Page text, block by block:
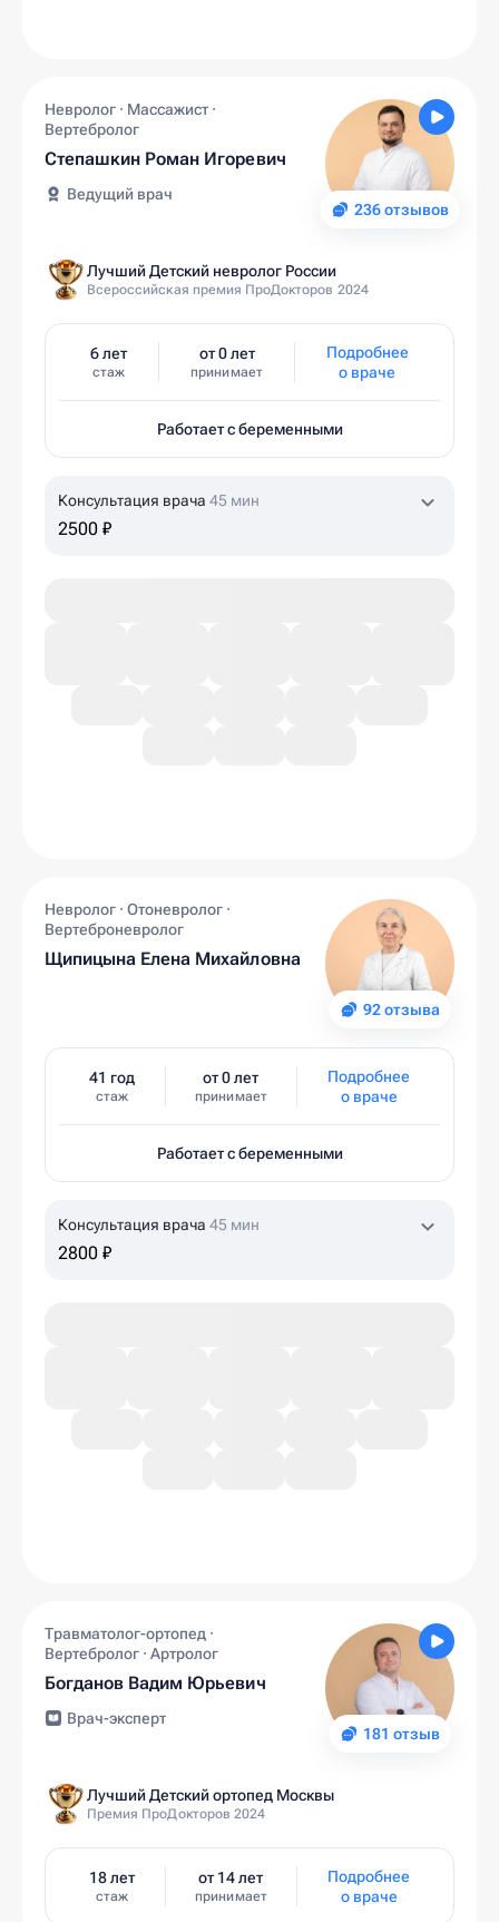
236 отзывов
Невролог · Массажист ·
Вертебролог
Степашкин Роман Игоревич
Ведущий врач
Лучший Детский невролог России
Всероссийская премия ПроДокторов 2024
6 лет
стаж
от 0 лет
принимает
Подробнее
о враче
Работает с беременными
Консультация врача 45 мин
2500 ₽
92 отзыва
Невролог · Отоневролог ·
Вертеброневролог
Щипицына Елена Михайловна
41 год
стаж
от 0 лет
принимает
Подробнее
о враче
Работает с беременными
Консультация врача 45 мин
2800 ₽
181 отзыв
Травматолог-ортопед ·
Вертебролог · Артролог
Богданов Вадим Юрьевич
Врач-эксперт
Лучший Детский ортопед Москвы
Премия ПроДокторов 2024
18 лет
стаж
от 14 лет
принимает
Подробнее
о враче